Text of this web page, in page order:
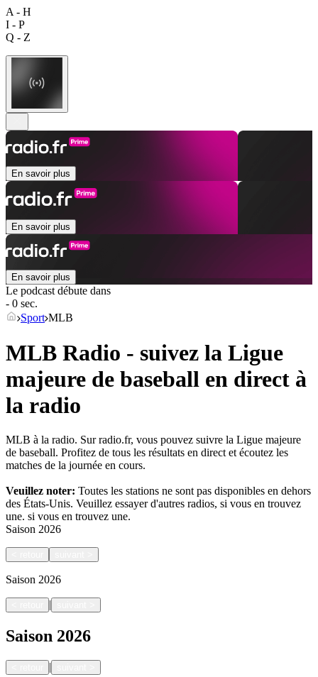
A - H
I - P
Q - Z
En savoir plus
En savoir plus
En savoir plus
Le podcast débute dans
- 0 sec.
Sport MLB
MLB Radio - suivez la Ligue
majeure de baseball en direct à
la radio
MLB à la radio. Sur radio.fr, vous pouvez suivre la Ligue majeure
de baseball. Profitez de tous les résultats en direct et écoutez les
matches de la journée en cours.
Veuillez noter: Toutes les stations ne sont pas disponibles en dehors
des États-Unis. Veuillez essayer d'autres radios, si vous en trouvez
une. si vous en trouvez une.
Saison 2026
Saison 2026
|
Saison 2026
|